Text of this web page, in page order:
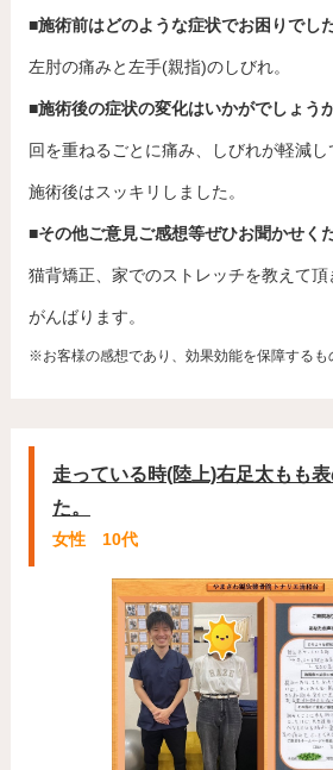
■施術前はどのような症状でお困りでし
左肘の痛みと左手(親指)のしびれ。
■施術後の症状の変化はいかがでしょう
回を重ねるごとに痛み、しびれが軽減し
施術後はスッキリしました。
■その他ご意見ご感想等ぜひお聞かせく
猫背矯正、家でのストレッチを教えて頂
がんばります。
※お客様の感想であり、効果効能を保障するも
走っている時(陸上)右足太もも
た。
女性 10代